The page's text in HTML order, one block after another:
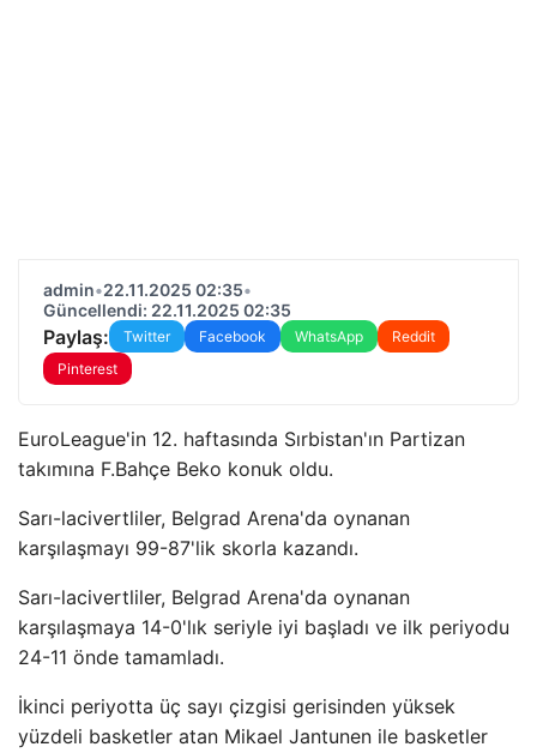
admin•22.11.2025 02:35•
Güncellendi: 22.11.2025 02:35
Paylaş: Twitter Facebook WhatsApp
Reddit
Pinterest
EuroLeague'in 12. haftasında Sırbistan'ın Partizan
takımına F.Bahçe Beko konuk oldu.
Sarı-lacivertliler, Belgrad Arena'da oynanan
karşılaşmayı 99-87'lik skorla kazandı.
Sarı-lacivertliler, Belgrad Arena'da oynanan
karşılaşmaya 14-0'lık seriyle iyi başladı ve ilk periyodu
24-11 önde tamamladı.
İkinci periyotta üç sayı çizgisi gerisinden yüksek
yüzdeli basketler atan Mikael Jantunen ile basketler